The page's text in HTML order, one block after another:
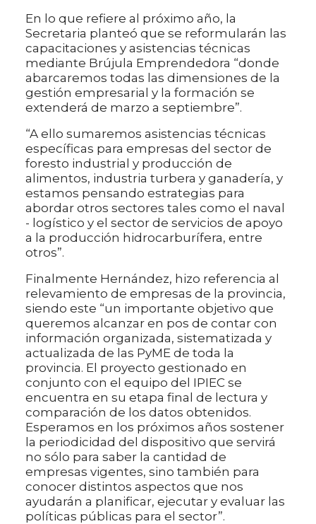
En lo que refiere al próximo año, la
Secretaria planteó que se reformularán las
capacitaciones y asistencias técnicas
mediante Brújula Emprendedora “donde
abarcaremos todas las dimensiones de la
gestión empresarial y la formación se
extenderá de marzo a septiembre”.
“A ello sumaremos asistencias técnicas
específicas para empresas del sector de
foresto industrial y producción de
alimentos, industria turbera y ganadería, y
estamos pensando estrategias para
abordar otros sectores tales como el naval
- logístico y el sector de servicios de apoyo
a la producción hidrocarburífera, entre
otros”.
Finalmente Hernández, hizo referencia al
relevamiento de empresas de la provincia,
siendo este “un importante objetivo que
queremos alcanzar en pos de contar con
información organizada, sistematizada y
actualizada de las PyME de toda la
provincia. El proyecto gestionado en
conjunto con el equipo del IPIEC se
encuentra en su etapa final de lectura y
comparación de los datos obtenidos.
Esperamos en los próximos años sostener
la periodicidad del dispositivo que servirá
no sólo para saber la cantidad de
empresas vigentes, sino también para
conocer distintos aspectos que nos
ayudarán a planificar, ejecutar y evaluar las
políticas públicas para el sector”.